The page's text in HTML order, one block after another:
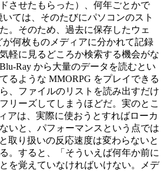
させたもらった）、何年ごとかで
ては、そのたびにパソコンのスト
。そのため、過去に保存したウェ
が何枚ものメディアに分かれて記録
軽に見るどころか検索する機会がな
Ray から大量のデータを読むとい
るような MMORPG をプレイできる
、ファイルのリストを読み出すだけ
リーズしてしまうほどだ。実のとこ
アは、実際に使おうとすればローカ
いと、パフォーマンスという点では
取り扱いの反応速度は変わらないと
。すると、「そういえば何年か前に
を覚えていなければいけない。メデ